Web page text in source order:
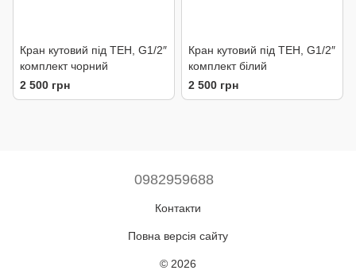
Кран кутовий під ТЕН, G1/2″
комплект чорний
2 500 грн
Кран кутовий під ТЕН, G1/2″
комплект білий
2 500 грн
0982959688
Контакти
Повна версія сайту
© 2026